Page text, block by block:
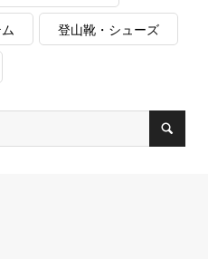
登山靴・シューズ